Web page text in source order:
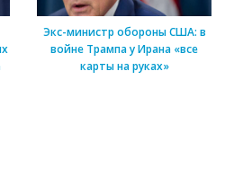
Экс-министр обороны США: в
войне Трампа у Ирана «все
карты на руках»